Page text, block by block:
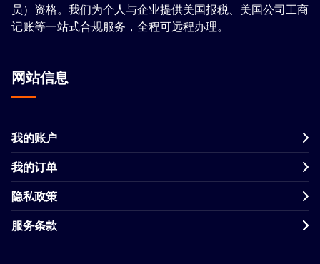
员）资格。我们为个人与企业提供美国报税、美国公司工商
记账等一站式合规服务，全程可远程办理。
网站信息
我的账户
我的订单
隐私政策
服务条款